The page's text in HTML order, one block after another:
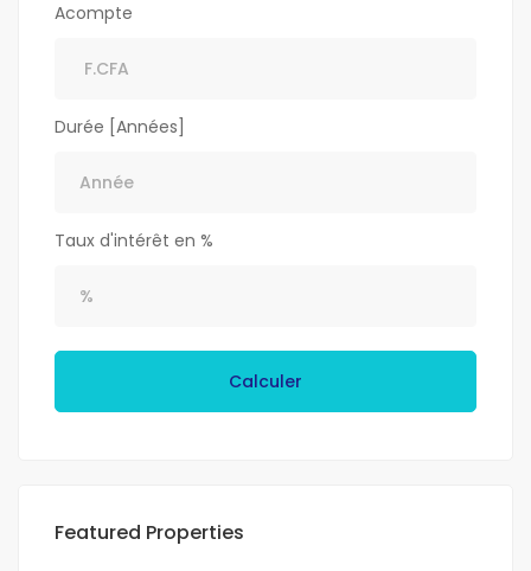
Acompte
Durée [Années]
Taux d'intérêt en %
Calculer
Featured Properties